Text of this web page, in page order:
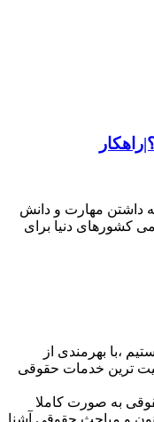
به داشتن مهارت و دانش
کشورهای دنیا برای
،با بهرمندی از
ترین خدمات حقوقی
به صورت کاملا